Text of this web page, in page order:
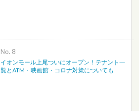
No.
イオンモール上尾ついにオープン！テナント一
覧とATM・映画館・コロナ対策についても